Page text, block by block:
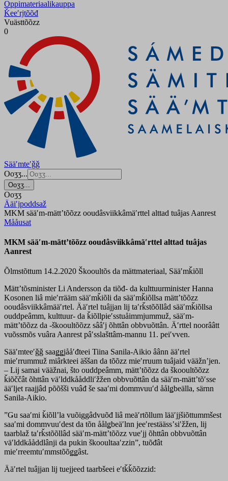
Oppimateriaalikauppa
Ǩeeʹrjtõõđ
Vuästtõõzz
0
Sääʹmteʹǧǧ
Ooʒʒ...
Ooʒʒ...
Ooʒʒ
Ääiʹjpoddsaž
MKM sääʹm-mättʼtõõzz ooudâsviikkâmäʹrttel alttad tuâjas Aanrest
Mååusat
MKM sääʹm-mättʼtõõzz ooudâsviikkâmäʹrttel alttad tuâjas
Aanrest
Õlmstõttum 14.2.2020 Škooultõs da mättmateriaal, Sääʹmǩiõll
Mättʼtõsminister Li Andersson da tiõđ- da kulttuurminister Hanna
Kosonen liâ mieʹrrääm sääʹmǩiõli da sääʹmǩiõllsa mättʼtõõzz
ooudâsviikkâmääʹrtel. Ääʹrtel tuâjjan lij taʹrǩstõõllâd sääʹmǩiõllsa
ouddpeâmm, kulttuur- da ǩiõllpieʹsstuåimmjummuž, sääʹm-
mättʼtõõzz da -škooultõõzz sââʹj õhttân obbvuõttân. Äʹrttel noorââtt
vuõssmõs vuâra Aanrest pâʹsslašttâm-mannu 11. peiʹvven.
Sääʹmteeʹǧǧ saaǥǥjååʹđteei Tiina Sanila-Aikio âânn ääʹrtel
mieʹrrummuž miârkteei äššan da tõõzz mieʹrruum tuâjaid vääžnʼjen.
– Lij samai vääžnai, što ouddpeâmm, mättʼtõõzz da škooultõõzz
ǩiõččât õhttân väʹlddkååddliʹžžen obbvuõttân da sääʹm-mättʼtõʹsse
ääʹljet raajjâd põõšši vuâđ še saaʹmi dommvuuʹd åålǥbeälla, särnn
Sanila-Aikio.
”Ǥu saaʹmi ǩiõllʼla vuõiggâdvuõđ liâ meäʹrtõllum lääʹjjšiõttummšest
saaʹmi dommvuuʹdest da tõn åålǥbeäʹlnn jeeʹrestäässʼsiʹžžen, lij
taarblaž taʹrǩstõõllâd sääʹm-mättʼtõõzz vueʹjj õhttân obbvuõttân
väʹlddkååddlânji da pukin škooultaaʹzzin”, tuõđât
mieʹrreemtuʹmmstõõǥǥâst.
Ääʹrtel tuâjjan lij tuejjeed taarbšeei eʹtǩǩõõzzid: